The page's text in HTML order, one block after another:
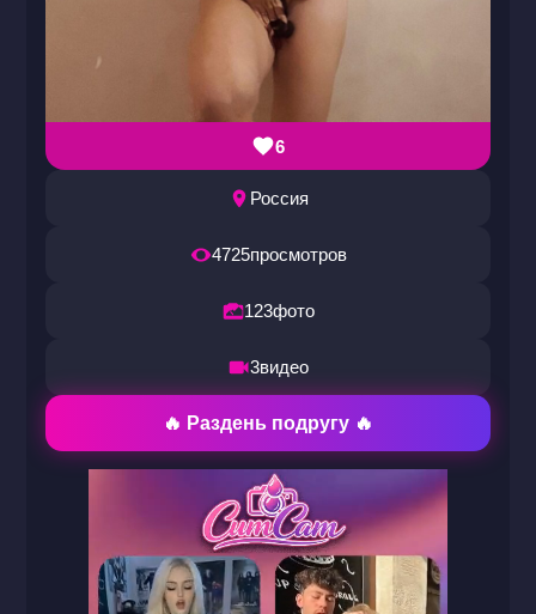
6
Россия
4725просмотров
123фото
3видео
🔥 Раздень подругу 🔥